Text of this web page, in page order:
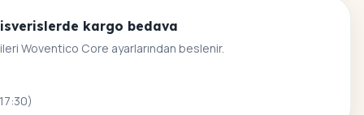
kargo bedava
Woventico Core ayarlarından beslenir.